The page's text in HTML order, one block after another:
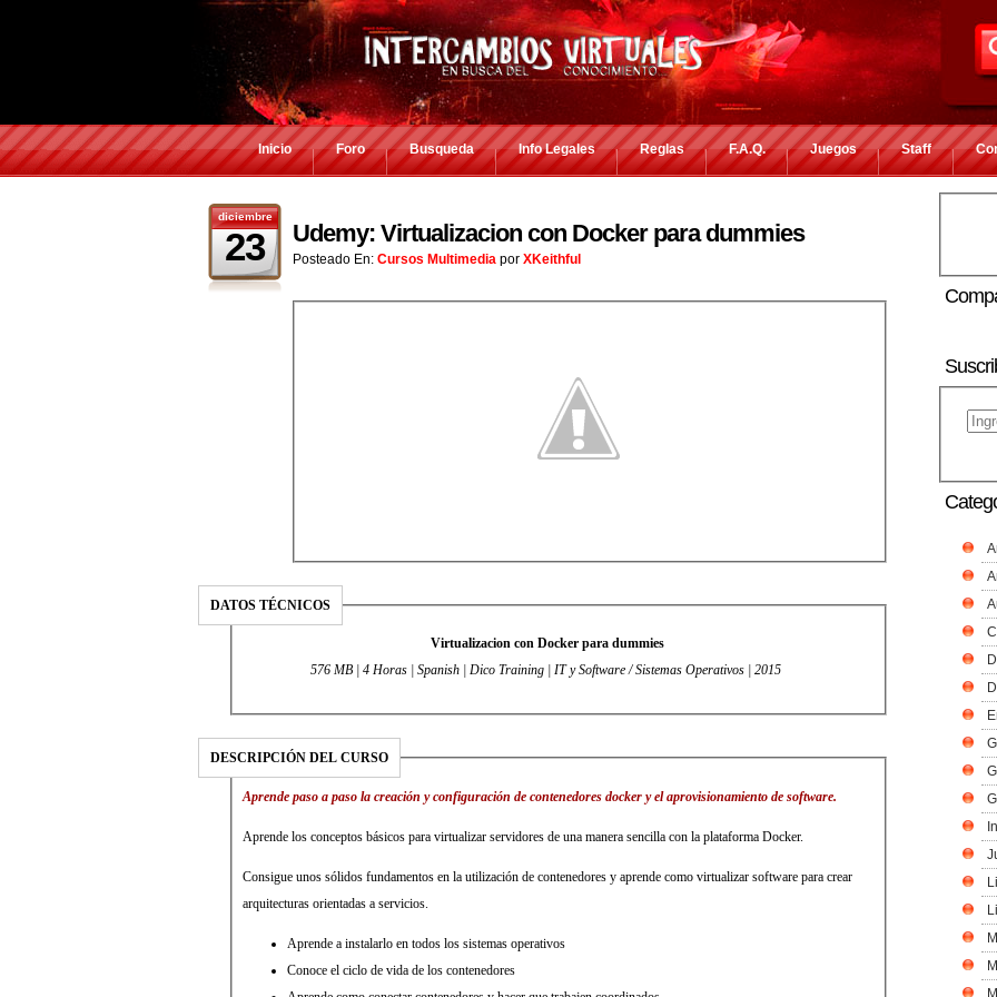
Inicio Foro Busqueda Info Legales Reglas F.A.Q. Juegos Staff
diciembre
23 Udemy: Virtualizacion con Docker para dummies
Posteado En: Cursos Multimedia por XKeithful
DATOS TÉCNICOS
Virtualizacion con Docker para dummies
576 MB | 4 Horas | Spanish | Dico Training | IT y Software / Sistemas Operativos | 2015
DESCRIPCIÓN DEL CURSO
Aprende paso a paso la creación y configuración de contenedores docker y el aprovisionamiento de software.
Aprende los conceptos básicos para virtualizar servidores de una manera sencilla con la plataforma Docker.
Consigue unos sólidos fundamentos en la utilización de contenedores y aprende como virtualizar software para crear
arquitecturas orientadas a servicios.
Aprende a instalarlo en todos los sistemas operativos
Conoce el ciclo de vida de los contenedores